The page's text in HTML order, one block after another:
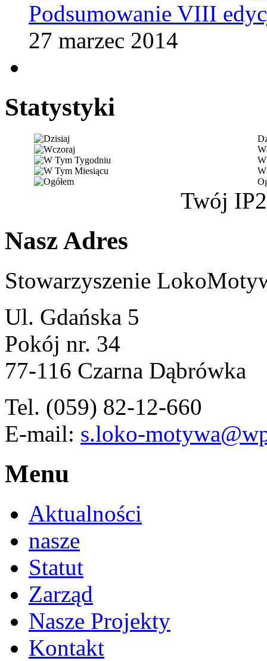
Podsumowanie VIII
27 marzec 2014
Statystyki
Twój IP
Nasz Adres
Stowarzyszenie
Ul. Gdańska 5
Pokój nr. 34
77-116 Czarna Dąbrówka
Tel. (059) 82-12-660
E-mail: s.loko-
Menu
Aktualności
nasze
Statut
Zarząd
Nasze Projekty
Kontakt